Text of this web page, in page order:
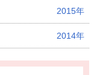
2015年
2014年